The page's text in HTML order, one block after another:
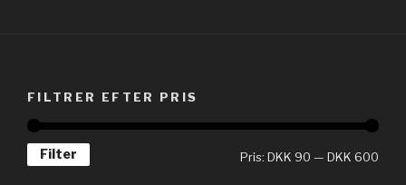
FILTRER EFTER PRIS
Filter Pris: DKK 90 — DKK 600